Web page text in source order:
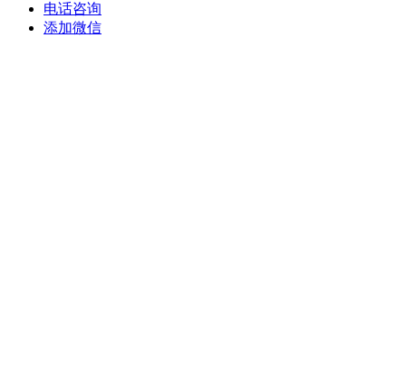
电话咨询
添加微信